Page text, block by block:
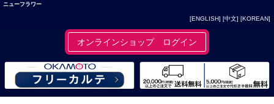
ニューフラワー
[ENGLISH] [中文] [KOREAN]
オンラインショップ ログイン